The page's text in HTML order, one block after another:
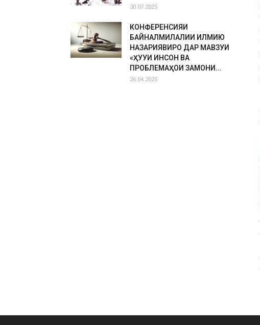
30.07.2025
КОНФЕРЕНСИЯИ
БАЙНАЛМИЛАЛИИ ИЛМИЮ
НАЗАРИЯВИРО ДАР МАВЗУИ
«ҲУҚУҚИ ИНСОН ВА
ПРОБЛЕМАҲОИ ЗАМОНИ...
26.04.2025